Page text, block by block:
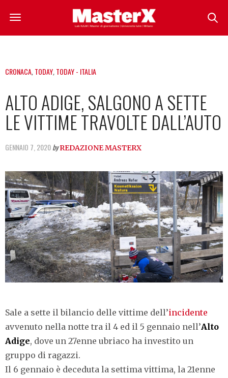
CRONACA,TODAY,TODAY - ITALIA
ALTO ADIGE, SALGONO A SETTE
LE VITTIME TRAVOLTE DALL’AUTO
GENNAIO 7, 2020by REDAZIONE MASTERX
Sale a sette il bilancio delle vittime dell’incidente
avvenuto nella notte tra il 4 ed il 5 gennaio nell’Alto
Adige, dove un 27enne ubriaco ha investito un
gruppo di ragazzi.
Il 6 gennaio è deceduta la settima vittima, la 21enne